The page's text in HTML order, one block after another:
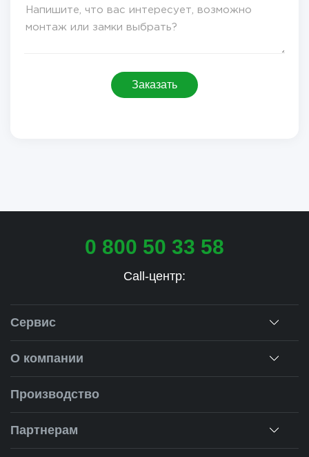
Заказать
0 800 50 33 58
Call-центр:
Сервис
Замеры
Монтаж
Ремонт окон
О компании
Наша история
Наши объекты
Производство
Партнерам